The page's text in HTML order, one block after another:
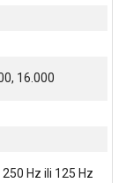
16.000
Hz ili 125 Hz